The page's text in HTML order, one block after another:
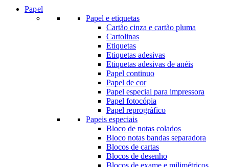
Papel
Papel e etiquetas
Cartão cinza e cartão pluma
Cartolinas
Etiquetas
Etiquetas adesivas
Etiquetas adesivas de anéis
Papel continuo
Papel de cor
Papel especial para impressora
Papel fotocópia
Papel reprográfico
Papeis especiais
Bloco de notas colados
Bloco notas bandas separadora
Blocos de cartas
Blocos de desenho
Blocos de exame e milimétricos